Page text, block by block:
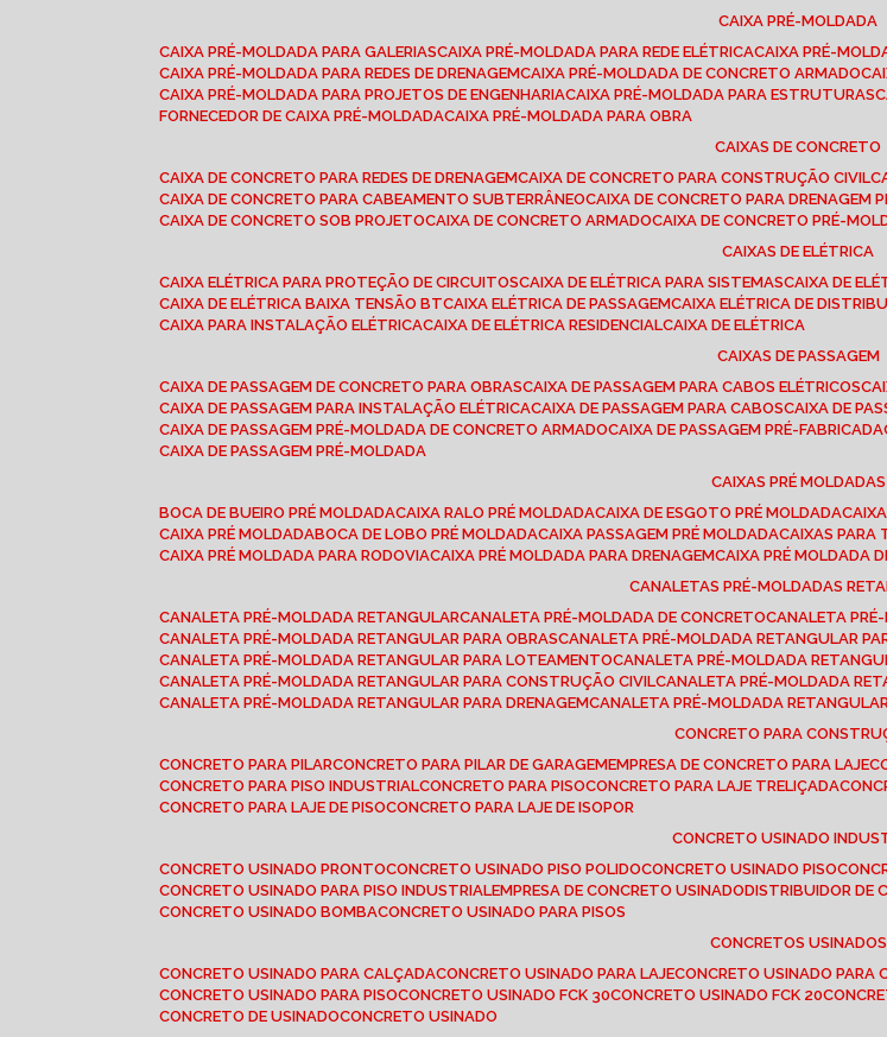
CAIXA PRÉ-MOLDADA
CAIXA PRÉ-MOLDADA PARA GALERIAS CAIXA PRÉ-MOLDADA PARA REDE ELÉTRICA CAIXA PRÉ-
CAIXA PRÉ-MOLDADA PARA REDES DE DRENAGEM CAIXA PRÉ-MOLDADA DE CONCRETO ARMADO
CAIXA PRÉ-MOLDADA PARA PROJETOS DE ENGENHARIA CAIXA PRÉ-MOLDADA PARA ESTRUTURAS
FORNECEDOR DE CAIXA PRÉ-MOLDADA CAIXA PRÉ-MOLDADA PARA OBRA
CAIXAS DE CONCRETO
CAIXA DE CONCRETO PARA REDES DE DRENAGEM CAIXA DE CONCRETO PARA CONSTRUÇÃO CIVIL
CAIXA DE CONCRETO PARA CABEAMENTO SUBTERRÂNEO CAIXA DE CONCRETO PARA DRENAGEM
CAIXA DE CONCRETO SOB PROJETO CAIXA DE CONCRETO ARMADO CAIXA DE CONCRETO PRÉ-
CAIXAS DE ELÉTRICA
CAIXA ELÉTRICA PARA PROTEÇÃO DE CIRCUITOS CAIXA DE ELÉTRICA PARA SISTEMAS CAIXA DE
CAIXA DE ELÉTRICA BAIXA TENSÃO BT CAIXA ELÉTRICA DE PASSAGEM CAIXA ELÉTRICA DE
CAIXA PARA INSTALAÇÃO ELÉTRICA CAIXA DE ELÉTRICA RESIDENCIAL CAIXA DE ELÉTRICA
CAIXAS DE PASSAGEM
CAIXA DE PASSAGEM DE CONCRETO PARA OBRAS CAIXA DE PASSAGEM PARA CABOS ELÉTRICOS
CAIXA DE PASSAGEM PARA INSTALAÇÃO ELÉTRICA CAIXA DE PASSAGEM PARA CABOS CAIXA DE
CAIXA DE PASSAGEM PRÉ-MOLDADA DE CONCRETO ARMADO CAIXA DE PASSAGEM PRÉ-FABRICADA
CAIXA DE PASSAGEM PRÉ-MOLDADA
CAIXAS PRÉ MOLDADAS
BOCA DE BUEIRO PRÉ MOLDADA CAIXA RALO PRÉ MOLDADA CAIXA DE ESGOTO PRÉ MOLDADA
CAIXA PRÉ MOLDADA BOCA DE LOBO PRÉ MOLDADA CAIXA PASSAGEM PRÉ MOLDADA CAIXAS
CAIXA PRÉ MOLDADA PARA RODOVIA CAIXA PRÉ MOLDADA PARA DRENAGEM CAIXA PRÉ MOLDADA
CANALETAS PRÉ-MOLDADAS
CANALETA PRÉ-MOLDADA RETANGULAR CANALETA PRÉ-MOLDADA DE CONCRETO CANALETA
CANALETA PRÉ-MOLDADA RETANGULAR PARA OBRAS CANALETA PRÉ-MOLDADA RETANGULAR
CANALETA PRÉ-MOLDADA RETANGULAR PARA LOTEAMENTO CANALETA PRÉ-MOLDADA
CANALETA PRÉ-MOLDADA RETANGULAR PARA CONSTRUÇÃO CIVIL CANALETA PRÉ-MOLDADA
CANALETA PRÉ-MOLDADA RETANGULAR PARA DRENAGEM CANALETA PRÉ-MOLDADA
CONCRETO PARA
CONCRETO PARA PILAR CONCRETO PARA PILAR DE GARAGEM EMPRESA DE CONCRETO PARA LAJE
CONCRETO PARA PISO INDUSTRIAL CONCRETO PARA PISO CONCRETO PARA LAJE TRELIÇADA
CONCRETO PARA LAJE DE PISO CONCRETO PARA LAJE DE ISOPOR
CONCRETO USINADO
CONCRETO USINADO PRONTO CONCRETO USINADO PISO POLIDO CONCRETO USINADO PISO
CONCRETO USINADO PARA PISO INDUSTRIAL EMPRESA DE CONCRETO USINADO DISTRIBUIDOR
CONCRETO USINADO BOMBA CONCRETO USINADO PARA PISOS
CONCRETOS USINADOS
CONCRETO USINADO PARA CALÇADA CONCRETO USINADO PARA LAJE CONCRETO USINADO PARA
CONCRETO USINADO PARA PISO CONCRETO USINADO FCK 30 CONCRETO USINADO FCK 20
CONCRETO DE USINADO CONCRETO USINADO